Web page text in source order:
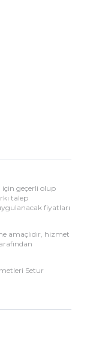
için geçerli olup
talep
fiyatları
amaçlıdır, hizmet
Setur